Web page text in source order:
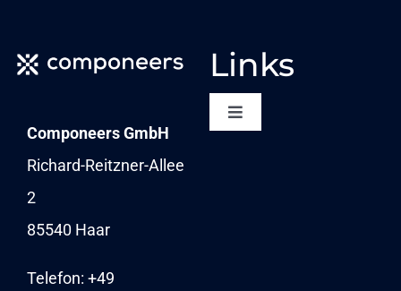
Componeers GmbH
Richard-Reitzner-Allee
2
85540 Haar
Telefon: +49
Links
Toggle
NEWSLETTER
NEWS